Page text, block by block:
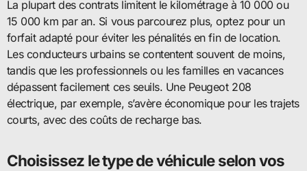
La plupart des contrats limitent le kilométrage à 10 000 ou
15 000 km par an. Si vous parcourez plus, optez pour un
forfait adapté pour éviter les pénalités en fin de location.
Les conducteurs urbains se contentent souvent de moins,
tandis que les professionnels ou les familles en vacances
dépassent facilement ces seuils. Une Peugeot 208
électrique, par exemple, s’avère économique pour les trajets
courts, avec des coûts de recharge bas.
Choisissez le type de véhicule selon vos